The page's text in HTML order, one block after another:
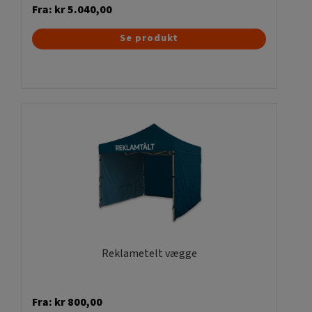
Fra: kr5.040,00
Dette
Mulighederne
kan
varesiden
Se produkt
Reklametelt vægge
Fra: kr800,00